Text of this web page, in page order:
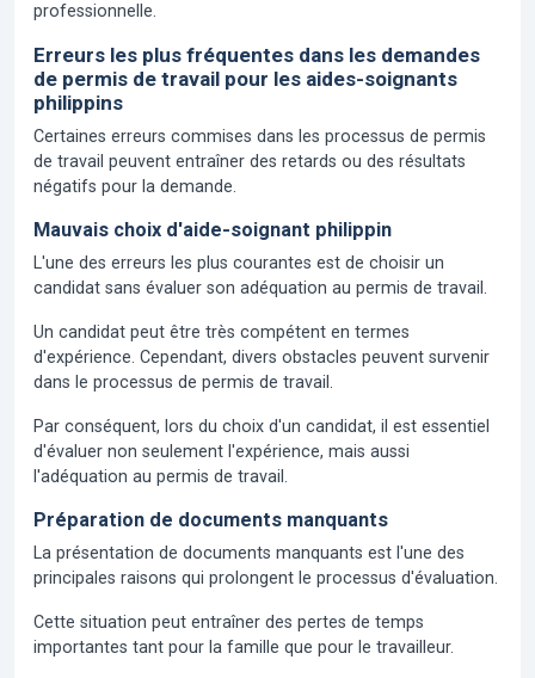
professionnelle.
Erreurs les plus fréquentes dans les demandes
de permis de travail pour les aides-soignants
philippins
Certaines erreurs commises dans les processus de permis
de travail peuvent entraîner des retards ou des résultats
négatifs pour la demande.
Mauvais choix d'aide-soignant philippin
L'une des erreurs les plus courantes est de choisir un
candidat sans évaluer son adéquation au permis de travail.
Un candidat peut être très compétent en termes
d'expérience. Cependant, divers obstacles peuvent survenir
dans le processus de permis de travail.
Par conséquent, lors du choix d'un candidat, il est essentiel
d'évaluer non seulement l'expérience, mais aussi
l'adéquation au permis de travail.
Préparation de documents manquants
La présentation de documents manquants est l'une des
principales raisons qui prolongent le processus d'évaluation.
Cette situation peut entraîner des pertes de temps
importantes tant pour la famille que pour le travailleur.